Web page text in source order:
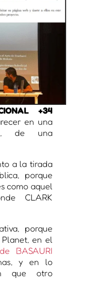
+34
en una
de una
a la tirada
porque
como aquel
CLARK
porque
en el
BASAURI
y en lo
que otro